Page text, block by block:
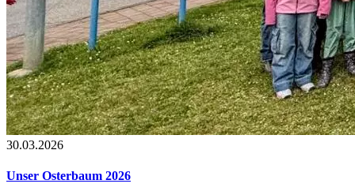
30.03.2026
Unser Osterbaum 2026